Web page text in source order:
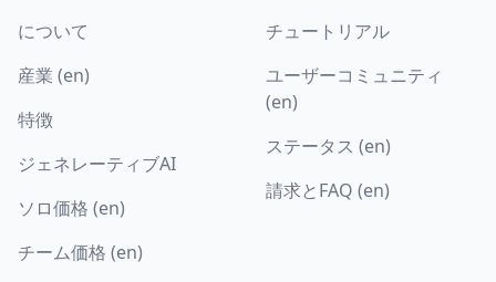
について
産業 (en)
特徴
ジェネレーティブAI
ソロ価格 (en)
チーム価格 (en)
チュートリアル
ユーザーコミュニティ
(en)
ステータス (en)
請求とFAQ (en)